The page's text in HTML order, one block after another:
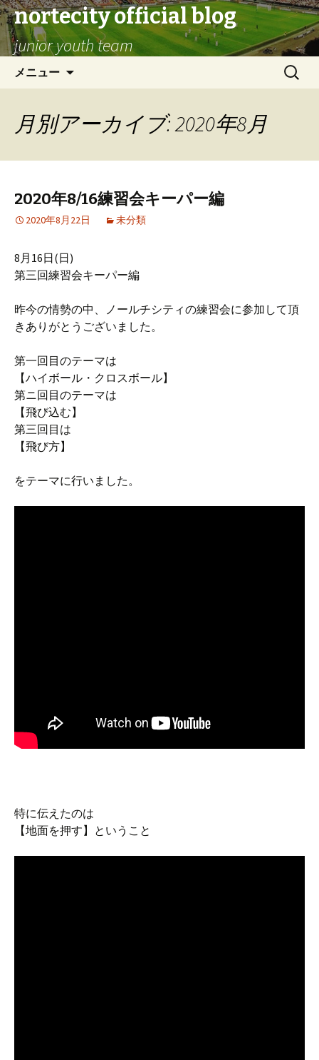
nortecity official blog
junior youth team
メニュー
ン
ッ
プ
検
月別アーカイブ: 2020年8月
2020年8/16練習会キーパー編
2020年8月22日 未分類
8月16日(日)
第三回練習会キーパー編
昨今の情勢の中、ノールチシティの練習会に参加して頂
きありがとうございました。
第一回目のテーマは
【ハイボール・クロスボール】
第ニ回目のテーマは
【飛び込む】
第三回目は
【飛び方】
をテーマに行いました。
特に伝えたのは
【地面を押す】ということ